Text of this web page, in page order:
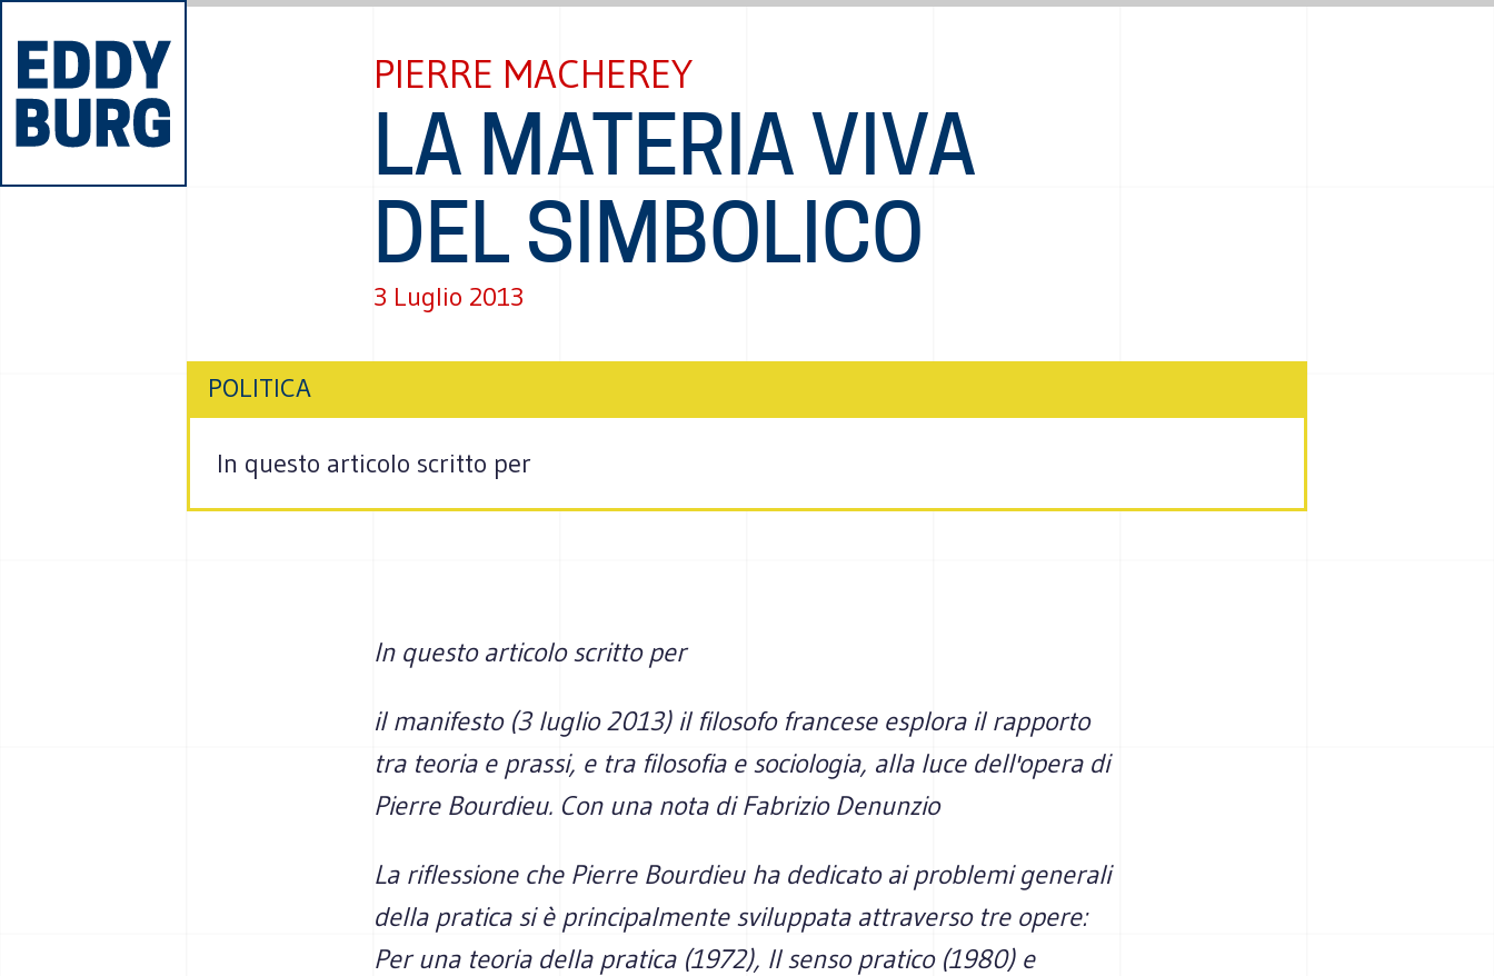
PIERRE MACHEREY
LA MATERIA VIVA
DEL SIMBOLICO
3 Luglio 2013
POLITICA
In questo articolo scritto per
In questo articolo scritto per
il manifesto(3 luglio 2013) il filosofo francese esplora il rapporto
tra teoria e prassi, e tra filosofia e sociologia, alla luce dell'opera di
Pierre Bourdieu. Con una nota di Fabrizio Denunzio
La riflessione che Pierre Bourdieu ha dedicato ai problemi generali
della pratica si è principalmente sviluppata attraverso tre opere:
Per una teoria della pratica (1972), Il senso pratico(1980) e